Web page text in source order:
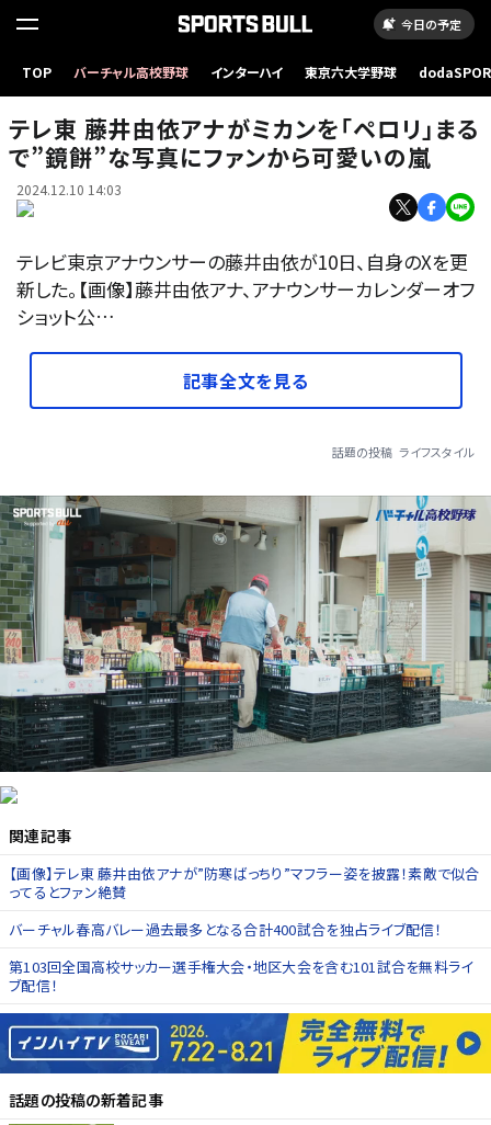
今日の予定
TOP バーチャル高校野球 インターハイ 東京六大学野球
テレ東 藤井由依アナがミカンを「ペロリ」まる
で”鏡餅”な写真にファンから可愛いの嵐
2024.12.10 14:03
テレビ東京アナウンサーの藤井由依が10日、自身のXを更
新した。【画像】藤井由依アナ、アナウンサーカレンダーオフ
ショット公…
記事全文を見る
話題の投稿 ライフスタイル
関連記事
【画像】テレ東 藤井由依アナが”防寒ばっちり”マフラー姿を披露！素敵で似合
ってるとファン絶賛
バーチャル春高バレー過去最多となる合計400試合を独占ライブ配信！
第103回全国高校サッカー選手権大会・地区大会を含む101試合を無料ライ
ブ配信！
話題の投稿の新着記事